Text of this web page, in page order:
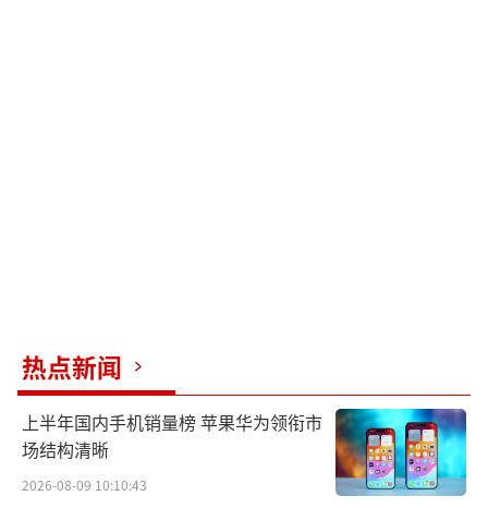
坛、祭祀的遗址基本都是在牛河梁地区五十平
方公里范围内发现的。现在这两年新的发现，
一个是在冀西北，这次也是在敖汉元宝山发现
的遗址，它把积石冢的范围扩大了，扩大了我
们对红山文化的整体认识。
热点新闻
上半年国内手机销量榜 苹果华为领衔市
场结构清晰
2026-08-09 10:10:43